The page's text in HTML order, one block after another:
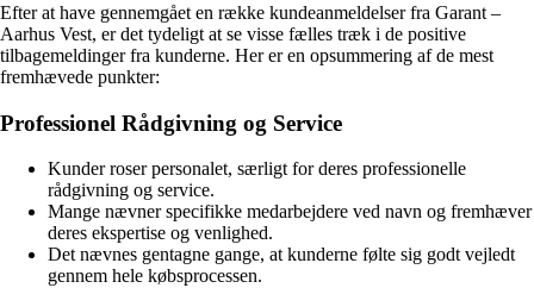
Efter at have gennemgået en række kundeanmeldelser fra Garant –
Aarhus Vest, er det tydeligt at se visse fælles træk i de positive
tilbagemeldinger fra kunderne. Her er en opsummering af de mest
fremhævede punkter:
Professionel Rådgivning og Service
Kunder roser personalet, særligt for deres professionelle
rådgivning og service.
Mange nævner specifikke medarbejdere ved navn og fremhæver
deres ekspertise og venlighed.
Det nævnes gentagne gange, at kunderne følte sig godt vejledt
gennem hele købsprocessen.